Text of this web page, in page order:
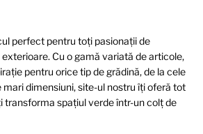
perfect pentru toți pasionații de
Cu o gamă variată de articole,
pentru orice tip de grădină, de la cele
mari dimensiuni, site-ul nostru îți oferă tot
transforma spațiul verde într-un colț de